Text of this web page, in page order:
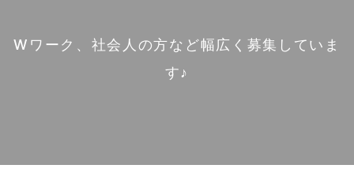
Wワーク、社会人の方など幅広く募集していま
す♪